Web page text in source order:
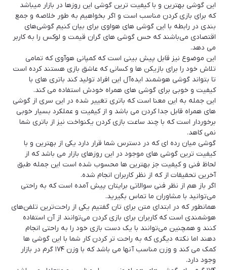
این گوشی بهترین و با کیفیت ترین گوشی این روزها در بازار میباشد
که برای بازی کردن مناسب است و اگر بخواهیم به طور خلاصه و جمع
بندی در رابطه با این گوشی های هواوی برای بیان کنیم گوشی‌های
اقتصادی می‌باشند که حس گوشی های گران قیمت و لوکس را به کاربر
می دهد.
این موضوع نیز قابل پیش بینی است که کمپانی هوآوی که تمامی
تلاش خود را برای بازیکن ها و کسانی که عاشق بازی هستند کرده است
تا بتواند گوشی هوشمند ایده‌آل این افراد تولید کند باتری های با
کیفیت و خوبی برای گوشی های همراه خودش استفاده می کند.
این جمله به این معنا است که باتری تغییر شده در این سری از گوشی
های همراه قابل جدا کردن می باشد و از کیفیت و عملکرد بسیار خوبی
برخوردار است که با چند ساعت بازی کردن یکنواخت نیز از باتری شما
نمی کاهد.
گوشی میان رده ای که در دسترس شما قرار دارد یکی از بهترین و با
کیفیت ترین گوشی های موجود در این روزهای بازار می باشد که از
لحاظ فنی و کیفیت جز بهترین ها محسوب شده است این جمله طبق
آخرین تحقیقات از که از نظر کاربران انجام شده.
اگر باز هم از نظر فنی سوالاتی برایتان پیش آمده است که به راحتی
می‌توانید با مشاوران ما تماس بگیرید.
همانطور که در ابتدای متن برای تان گفتیم یکی از راحت‌ترین تلفن‌های
هوشمندی است که کاربران برای بازی کردن می‌توانند از آن استفاده
کنند و همچنین می‌توانند با یک دست بازی خود را به راحتی انجام
دهند اما نکته دیگری که به راحت تر کردن کار شما با این گوشی ها
کمک می کند و وزن مناسب آنها می باشد که با وزن ۱۷۴ گرم در بازار
وجود دارد.